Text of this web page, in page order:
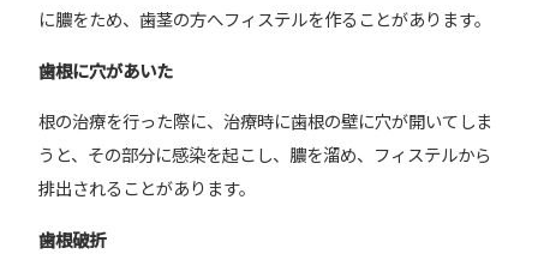
に膿をため、歯茎の方へフィステルを作ることがあります。
歯根に穴があいた
根の治療を行った際に、治療時に歯根の壁に穴が開いてしま
うと、その部分に感染を起こし、膿を溜め、フィステルから
排出されることがあります。
歯根破折